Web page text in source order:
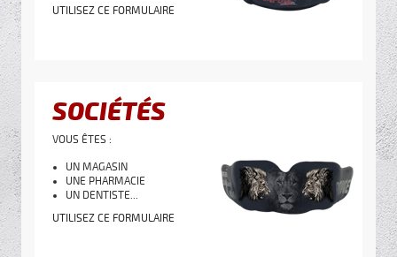
UTILISEZ CE FORMULAIRE
SOCIÉTÉS
VOUS ÊTES :
UN MAGASIN
UNE PHARMACIE
UN DENTISTE...
UTILISEZ CE FORMULAIRE